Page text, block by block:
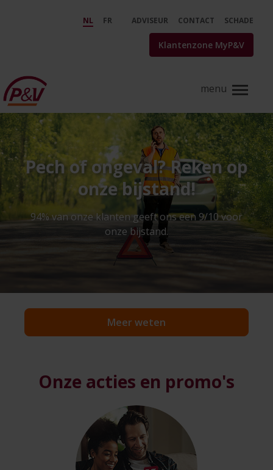
P&amp;V Verzekeringen |
NL FR ADVISEUR CONTACT SCHADE
Klantenzone MyP&V
Pech of ongeval? Reken op
onze bijstand!
94% van onze klanten geeft ons een 9/10 voor
onze bijstand.
Meer weten
Onze acties en promo's